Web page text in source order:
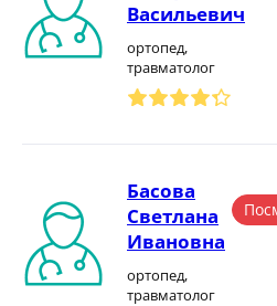
Васильевич
ортопед,
травматолог
Басова
Светлана
Ивановна
ортопед,
травматолог